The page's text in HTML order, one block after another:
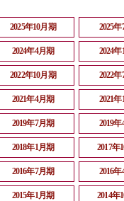
2025年10月期 2025
2024年4月期 2024
2022年10月期 2022
2021年4月期 2021
2019年7月期 2019
2018年1月期 2017年
2016年7月期 2016
2015年1月期 2014年